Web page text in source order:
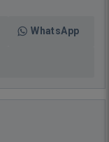
WhatsApp